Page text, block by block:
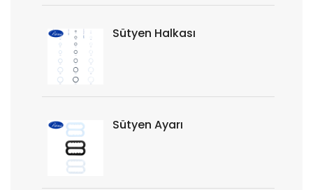
Sütyen Halkası
Sütyen Ayarı